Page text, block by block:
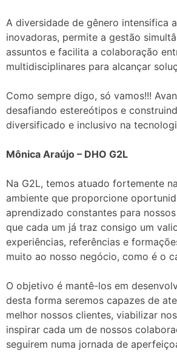
A diversidade de gênero intensifica
inovadoras, permite a gestão
assuntos e facilita a colaboração
multidisciplinares para alcançar
Como sempre digo, só vamos!!!
desafiando estereótipos e
diversificado e inclusivo na
Mônica Araújo – DHO G2L
Na G2L, temos atuado fortemente
ambiente que proporcione
aprendizado constantes para
que cada um já traz consigo um
experiências, referências e
muito ao nosso negócio, como é o
O objetivo é mantê-los em
desta forma seremos capazes de
melhor nossos clientes, viabilizar
inspirar cada um de nossos
seguirem numa jornada de